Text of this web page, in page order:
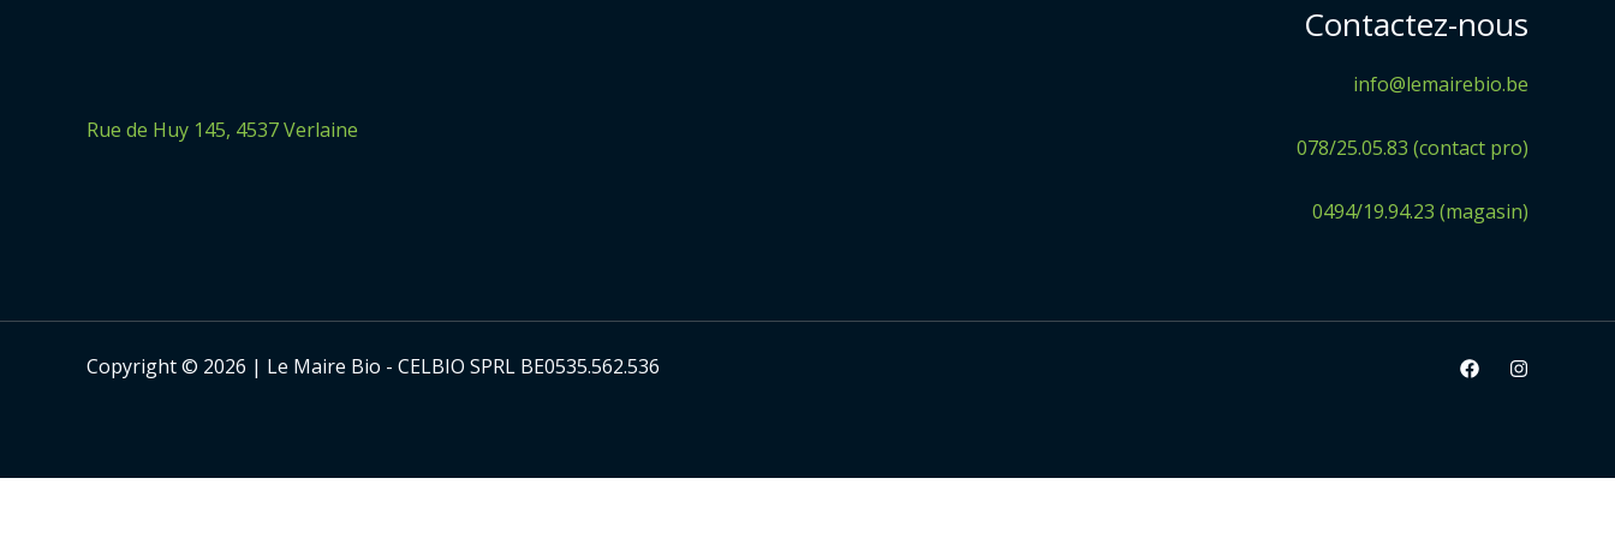
Rue de Huy 145, 4537 Verlaine
Contactez-nous
info@lemairebio.be
078/25.05.83 (contact pro)
0494/19.94.23 (magasin)
Copyright © 2026 | Le Maire Bio - CELBIO SPRL BE0535.562.536